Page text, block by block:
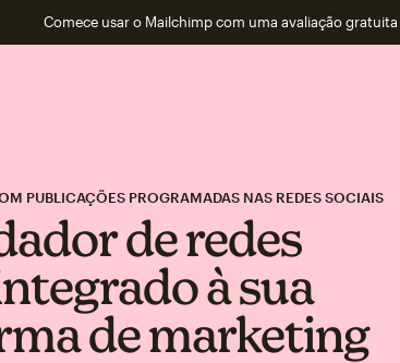
Comece usar o Mailchimp com uma avaliação gratuita
PUBLICAÇÕES PROGRAMADAS NAS REDES SOCIAIS
de redes
à sua
de marketing